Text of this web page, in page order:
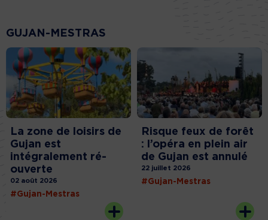
GUJAN-MESTRAS
La zone de loisirs de
Gujan est
intégralement ré-
ouverte
02 août 2026
#Gujan-Mestras
Risque feux de forêt
: l’opéra en plein air
de Gujan est annulé
22 juillet 2026
#Gujan-Mestras